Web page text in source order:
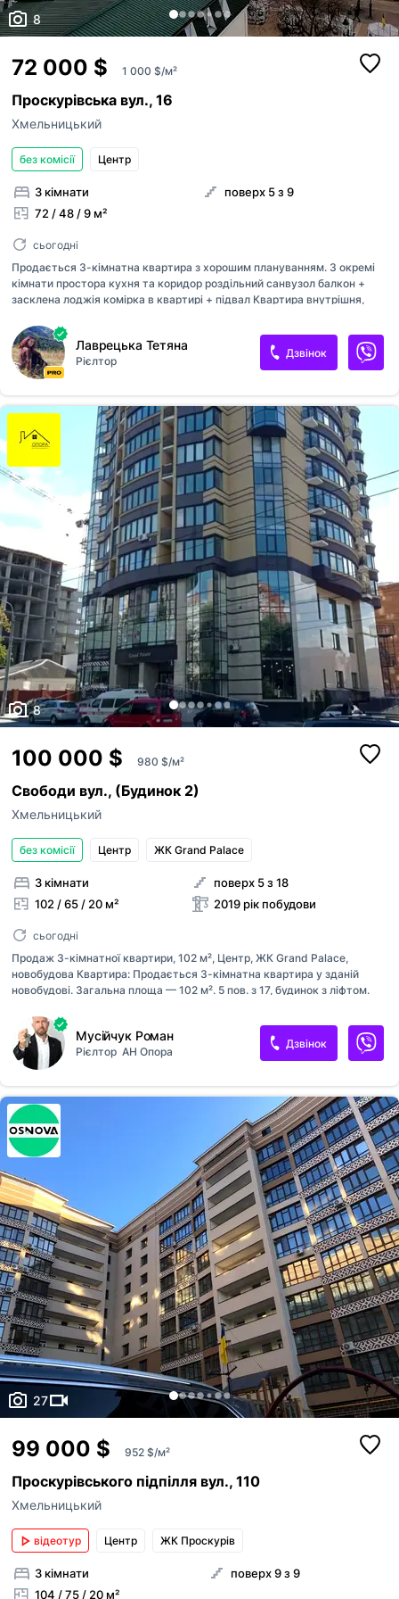
8
72 000 $ 1 000 $/м²
Проскурівська вул., 16
Хмельницький
без комісії Центр
3 кімнати
72 / 48 / 9 м²
поверх 5 з 9
сьогодні
Продається 3-кімнатна квартира з хорошим плануванням. 3 окремі
кімнати простора кухня та коридор роздільний санвузол балкон +
засклена лоджія комірка в квартирі + підвал Квартира внутрішня,
ОСББ, чистий підїзд. Самий центр, поруч школа, садок, магазини,
зупинка, парк. Телефонуйте хороший варіант для сімї!
Лаврецька Тетяна
Рієлтор
Дзвінок
8
100 000 $ 980 $/м²
Свободи вул., (Будинок 2)
Хмельницький
без комісії Центр ЖК Grand Palace
3 кімнати
102 / 65 / 20 м²
поверх 5 з 18
2019 рік побудови
сьогодні
Продаж 3-кімнатної квартири, 102 м², Центр, ЖК Grand Palace,
новобудова Квартира: Продається 3-кімнатна квартира у зданій
новобудові. Загальна площа — 102 м². 5 пов. з 17, будинок з ліфтом.
комфортного проживання. 2 балкони. Санвузол — роздільний. Стан:
Стан від будівельників — ідеальна можливість зробити ремонт під
себе без переплат за чужий дизайн. Будинок: Сучасний житловий
комплекс Grand Palace. Новобудова, введена в експлуатацію. Якісне
будівництво, під’їзди в хорошому стані, ліфт. Локація: Центр міста,
вул. Подільська, 115. Розвинена інфраструктура: поруч магазини,
школи, садочки, транспорт, комерція. Зручна локація як для прож...
Мусійчук Роман
Рієлтор АН Опора
Дзвінок
27
99 000 $ 952 $/м²
Проскурівського підпілля вул., 110
Хмельницький
відеотур Центр ЖК Проскурів
3 кімнати
104 / 75 / 20 м²
поверх 9 з 9